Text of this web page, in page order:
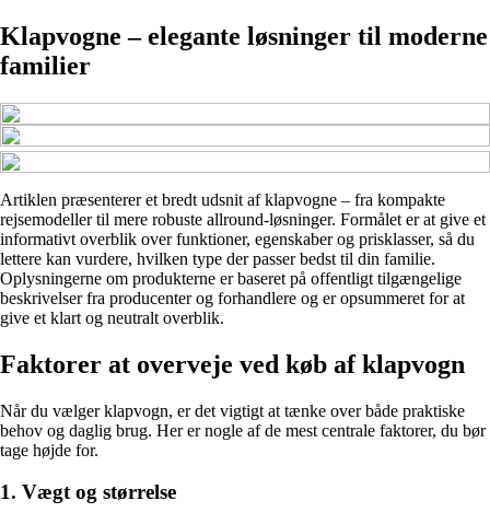
Klapvogne – elegante løsninger til moderne
familier
Artiklen præsenterer et bredt udsnit af klapvogne – fra kompakte
rejsemodeller til mere robuste allround-løsninger. Formålet er at give et
informativt overblik over funktioner, egenskaber og prisklasser, så du
lettere kan vurdere, hvilken type der passer bedst til din familie.
Oplysningerne om produkterne er baseret på offentligt tilgængelige
beskrivelser fra producenter og forhandlere og er opsummeret for at
give et klart og neutralt overblik.
Faktorer at overveje ved køb af klapvogn
Når du vælger klapvogn, er det vigtigt at tænke over både praktiske
behov og daglig brug. Her er nogle af de mest centrale faktorer, du bør
tage højde for.
1. Vægt og størrelse